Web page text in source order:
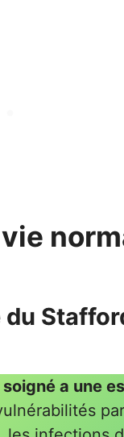
du
a une